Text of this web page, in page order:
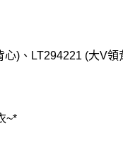
心)、LT294221 (大V領
~*